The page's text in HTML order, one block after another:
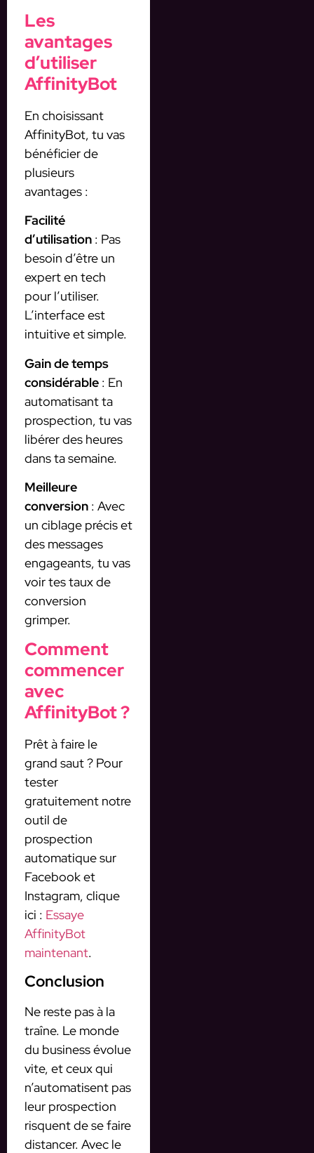
Les
avantages
d’utiliser
AffinityBot
En choisissant
AffinityBot, tu vas
bénéficier de
plusieurs
avantages :
Facilité
d’utilisation : Pas
besoin d’être un
expert en tech
pour l’utiliser.
L’interface est
intuitive et simple.
Gain de temps
considérable : En
automatisant ta
prospection, tu vas
libérer des heures
dans ta semaine.
Meilleure
conversion : Avec
un ciblage précis et
des messages
engageants, tu vas
voir tes taux de
conversion
grimper.
Comment
commencer
avec
AffinityBot ?
Prêt à faire le
grand saut ? Pour
tester
gratuitement notre
outil de
prospection
automatique sur
Facebook et
Instagram, clique
ici : Essaye
AffinityBot
maintenant.
Conclusion
Ne reste pas à la
traîne. Le monde
du business évolue
vite, et ceux qui
n’automatisent pas
leur prospection
risquent de se faire
distancer. Avec le